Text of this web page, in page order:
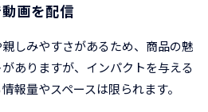
画を配信
しみやすさがあるため、商品の魅
ありますが、インパクトを与える
報量やスペースは限られます。